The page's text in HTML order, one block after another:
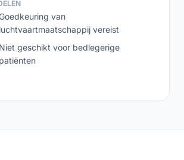
van
luchtvaartmaatschappij vereist
Niet geschikt voor bedlegerige
patiënten